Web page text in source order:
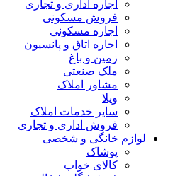
اجاره اداری و تجاری
فروش مسکونی
اجاره مسکونی
اجاره اتاق و پانسیون
زمین و باغ
ملک صنعتی
مشاور املاک
ویلا
سایر خدمات املاک
فروش اداری و تجاری
لوازم خانگی و شخصی
پوشاک
کالای خواب